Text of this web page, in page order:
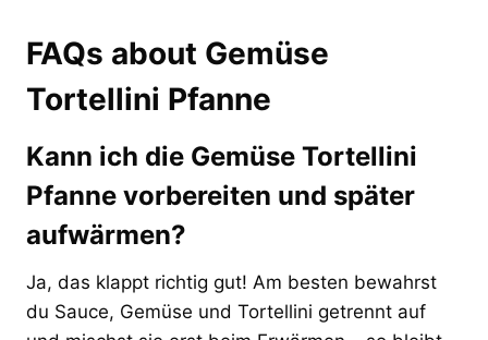
FAQs about Gemüse
Tortellini Pfanne
Kann ich die Gemüse Tortellini
Pfanne vorbereiten und später
aufwärmen?
Ja, das klappt richtig gut! Am besten bewahrst
du Sauce, Gemüse und Tortellini getrennt auf